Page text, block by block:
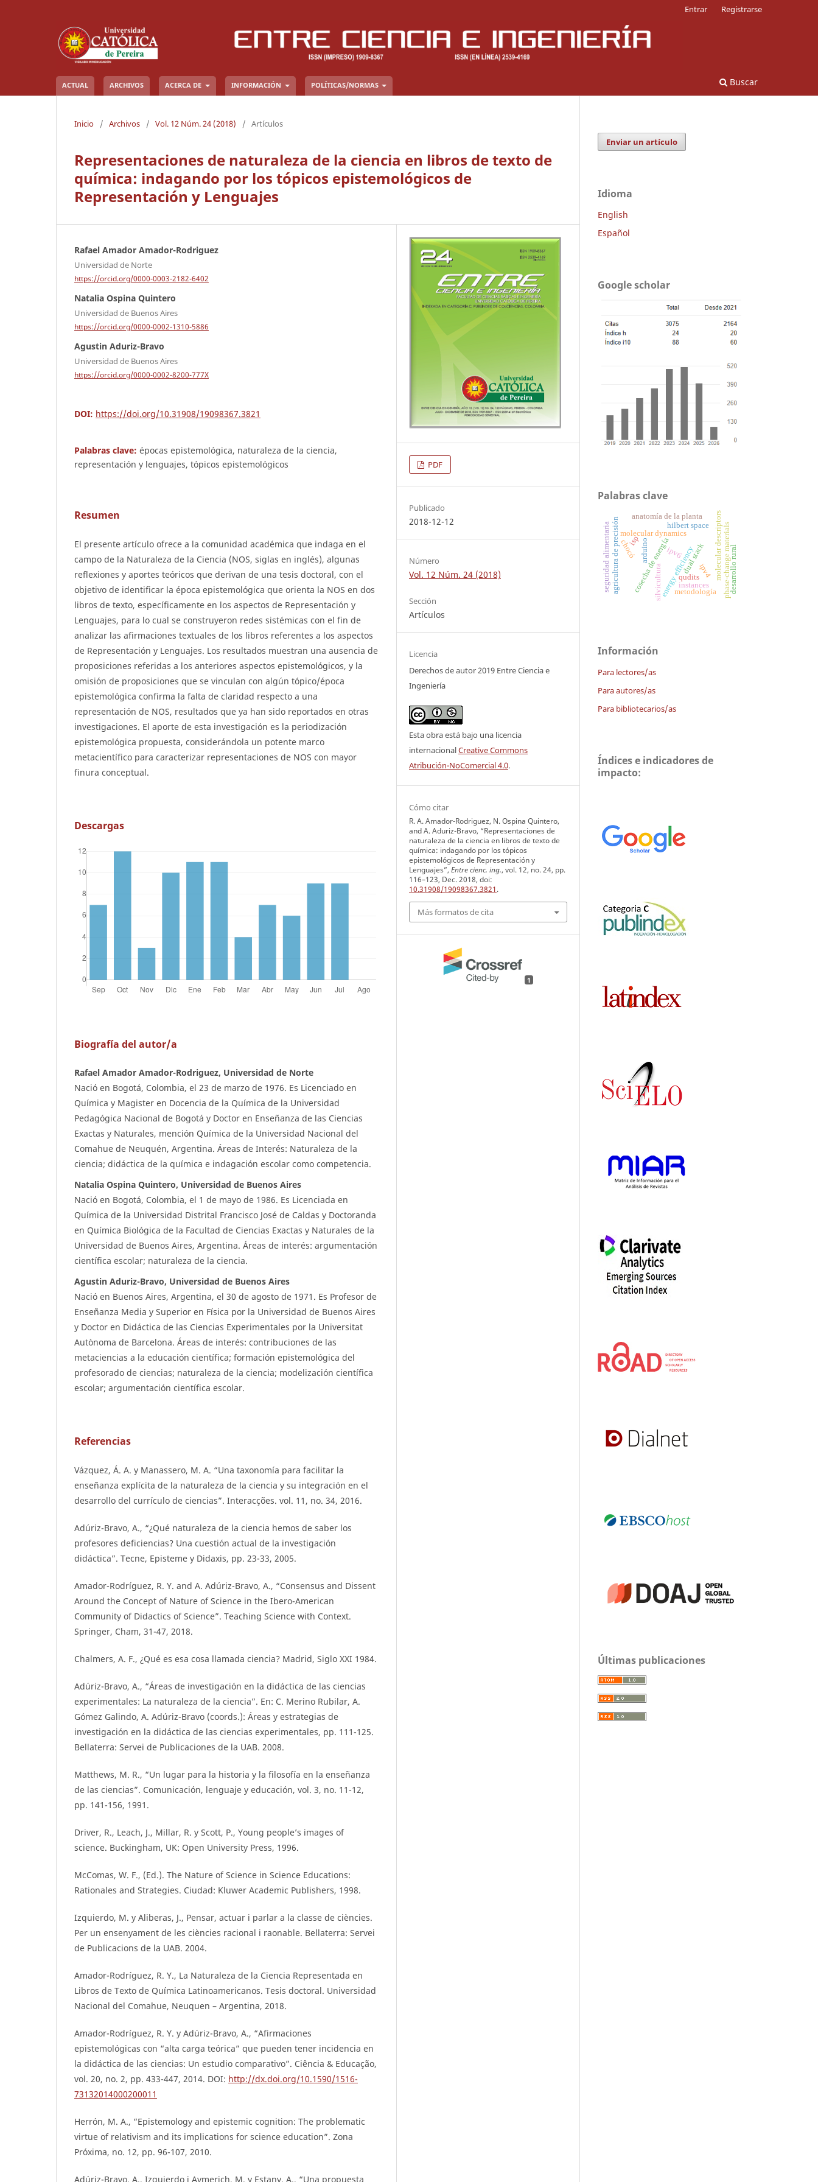
ACTUAL ARCHIVOS ACERCA DE INFORMACIÓN POLÍTICAS/NORMAS Buscar
Entrar Registrarse
Inicio / Archivos / Vol. 12 Núm. 24 (2018) / Artículos
Representaciones de naturaleza de la ciencia en libros de texto de
química: indagando por los tópicos epistemológicos de
Representación y Lenguajes
Rafael Amador Amador-Rodriguez
Universidad de Norte
https://orcid.org/0000-0003-2182-6402
Natalia Ospina Quintero
Universidad de Buenos Aires
https://orcid.org/0000-0002-1310-5886
Agustin Aduriz-Bravo
Universidad de Buenos Aires
https://orcid.org/0000-0002-8200-777X
DOI: https://doi.org/10.31908/19098367.3821
Palabras clave: épocas epistemológica, naturaleza de la ciencia,
representación y lenguajes, tópicos epistemológicos
Resumen
El presente artículo ofrece a la comunidad académica que indaga en el
campo de la Naturaleza de la Ciencia (NOS, siglas en inglés), algunas
reflexiones y aportes teóricos que derivan de una tesis doctoral, con el
objetivo de identificar la época epistemológica que orienta la NOS en dos
libros de texto, específicamente en los aspectos de Representación y
Lenguajes, para lo cual se construyeron redes sistémicas con el fin de
analizar las afirmaciones textuales de los libros referentes a los aspectos
de Representación y Lenguajes. Los resultados muestran una ausencia de
proposiciones referidas a los anteriores aspectos epistemológicos, y la
omisión de proposiciones que se vinculan con algún tópico/época
epistemológica confirma la falta de claridad respecto a una
representación de NOS, resultados que ya han sido reportados en otras
investigaciones. El aporte de esta investigación es la periodización
epistemológica propuesta, considerándola un potente marco
metacientífico para caracterizar representaciones de NOS con mayor
finura conceptual.
Descargas
Biografía del autor/a
Rafael Amador Amador-Rodriguez, Universidad de Norte
Nació en Bogotá, Colombia, el 23 de marzo de 1976. Es Licenciado en
Química y Magister en Docencia de la Química de la Universidad
Pedagógica Nacional de Bogotá y Doctor en Enseñanza de las Ciencias
Exactas y Naturales, mención Química de la Universidad Nacional del
Comahue de Neuquén, Argentina. Áreas de Interés: Naturaleza de la
ciencia; didáctica de la química e indagación escolar como competencia.
Natalia Ospina Quintero, Universidad de Buenos Aires
Nació en Bogotá, Colombia, el 1 de mayo de 1986. Es Licenciada en
Química de la Universidad Distrital Francisco José de Caldas y Doctoranda
en Química Biológica de la Facultad de Ciencias Exactas y Naturales de la
Universidad de Buenos Aires, Argentina. Áreas de interés: argumentación
científica escolar; naturaleza de la ciencia.
Agustin Aduriz-Bravo, Universidad de Buenos Aires
Nació en Buenos Aires, Argentina, el 30 de agosto de 1971. Es Profesor de
Enseñanza Media y Superior en Física por la Universidad de Buenos Aires
y Doctor en Didáctica de las Ciencias Experimentales por la Universitat
Autònoma de Barcelona. Áreas de interés: contribuciones de las
metaciencias a la educación científica; formación epistemológica del
profesorado de ciencias; naturaleza de la ciencia; modelización científica
escolar; argumentación científica escolar.
Referencias
Vázquez, Á. A. y Manassero, M. A. “Una taxonomía para facilitar la
enseñanza explícita de la naturaleza de la ciencia y su integración en el
desarrollo del currículo de ciencias”. Interacções. vol. 11, no. 34, 2016.
Adúriz-Bravo, A., “¿Qué naturaleza de la ciencia hemos de saber los
profesores deficiencias? Una cuestión actual de la investigación
didáctica”. Tecne, Episteme y Didaxis, pp. 23-33, 2005.
Amador-Rodríguez, R. Y. and A. Adúriz-Bravo, A., “Consensus and Dissent
Around the Concept of Nature of Science in the Ibero-American
Community of Didactics of Science”. Teaching Science with Context.
Springer, Cham, 31-47, 2018.
Chalmers, A. F., ¿Qué es esa cosa llamada ciencia? Madrid, Siglo XXI 1984.
Adúriz-Bravo, A., “Áreas de investigación en la didáctica de las ciencias
experimentales: La naturaleza de la ciencia”. En: C. Merino Rubilar, A.
Gómez Galindo, A. Adúriz-Bravo (coords.): Áreas y estrategias de
investigación en la didáctica de las ciencias experimentales, pp. 111-125.
Bellaterra: Servei de Publicaciones de la UAB. 2008.
Matthews, M. R., “Un lugar para la historia y la filosofía en la enseñanza
de las ciencias”. Comunicación, lenguaje y educación, vol. 3, no. 11-12,
pp. 141-156, 1991.
Driver, R., Leach, J., Millar, R. y Scott, P., Young people’s images of
science. Buckingham, UK: Open University Press, 1996.
McComas, W. F., (Ed.). The Nature of Science in Science Educations:
Rationales and Strategies. Ciudad: Kluwer Academic Publishers, 1998.
Izquierdo, M. y Aliberas, J., Pensar, actuar i parlar a la classe de ciències.
Per un ensenyament de les ciències racional i raonable. Bellaterra: Servei
de Publicacions de la UAB. 2004.
Amador-Rodríguez, R. Y., La Naturaleza de la Ciencia Representada en
Libros de Texto de Química Latinoamericanos. Tesis doctoral. Universidad
Nacional del Comahue, Neuquen – Argentina, 2018.
Amador-Rodríguez, R. Y. y Adúriz-Bravo, A., “Afirmaciones
epistemológicas con “alta carga teórica” que pueden tener incidencia en
la didáctica de las ciencias: Un estudio comparativo”. Ciência & Educação,
vol. 20, no. 2, pp. 433-447, 2014. DOI: http://dx.doi.org/10.1590/1516-
73132014000200011
Herrón, M. A., “Epistemology and epistemic cognition: The problematic
virtue of relativism and its implications for science education”. Zona
Próxima, no. 12, pp. 96-107, 2010.
Adúriz-Bravo, A., Izquierdo i Aymerich, M. y Estany, A., “Una propuesta
PDF
Publicado
2018-12-12
Número
Vol. 12 Núm. 24 (2018)
Sección
Artículos
Licencia
Derechos de autor 2019 Entre Ciencia e
Ingeniería
Esta obra está bajo una licencia
internacionalCreative Commons
Atribución-NoComercial 4.0.
Cómo citar
R. A. Amador-Rodriguez, N. Ospina Quintero,
and A. Aduriz-Bravo, “Representaciones de
naturaleza de la ciencia en libros de texto de
química: indagando por los tópicos
epistemológicos de Representación y
Lenguajes”, Entre cienc. ing., vol. 12, no. 24, pp.
116–123, Dec. 2018, doi:
10.31908/19098367.3821.
Más formatos de cita
1
Enviar un artículo
Idioma
English
Español
Google scholar
Palabras clave
cosecha de energíaipv6
ipv4
energy efficiency molecular descriptors
molecular dynamics phase-change materials
agricultura de precisión qudits
hilbert space
anatomía de la planta
silvicultura instances
dual stack
isp
chocó desarrollo rural
seguridad alimentaria metodología
arduino
Información
Para lectores/as
Para autores/as
Para bibliotecarios/as
Índices e indicadores de
impacto:
Últimas publicaciones